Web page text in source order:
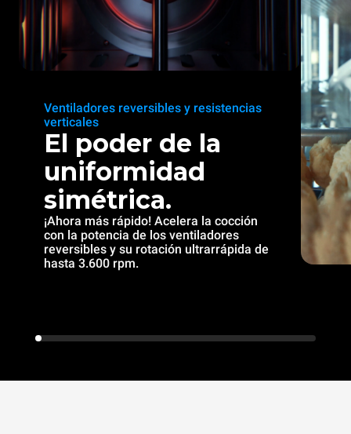
Ventiladores reversibles y resistencias
verticales
El poder de la
uniformidad
simétrica.
¡Ahora más rápido! Acelera la cocción
con la potencia de los ventiladores
reversibles y su rotación ultrarrápida de
hasta 3.600 rpm.